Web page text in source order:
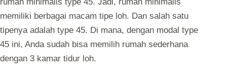
memiliki berbagai macam tipe loh. Dan salah satu
tipenya adalah type 45. Di mana, dengan modal type
45 ini, Anda sudah bisa memilih rumah sederhana
dengan 3 kamar tidur loh.